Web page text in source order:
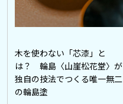
木を使わない「芯漆」と
は？ 輪島〈山崖松花堂〉が
独自の技法でつくる唯一無二
の輪島塗